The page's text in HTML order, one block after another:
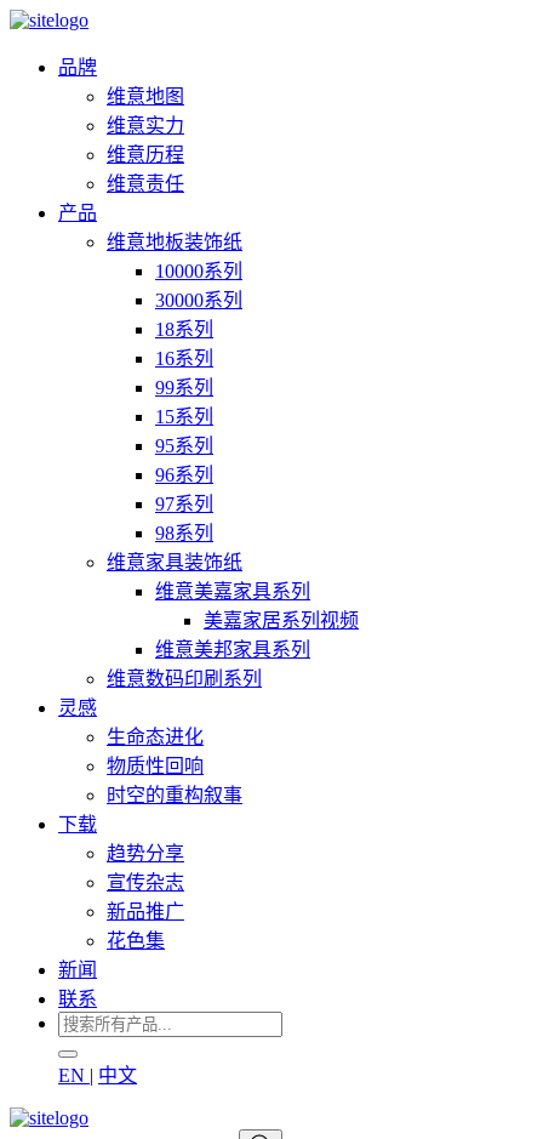
品牌
维意地图
维意实力
维意历程
维意责任
产品
维意地板装饰纸
10000系列
30000系列
18系列
16系列
99系列
15系列
95系列
96系列
97系列
98系列
维意家具装饰纸
维意美嘉家具系列
美嘉家居系列视频
维意美邦家具系列
维意数码印刷系列
灵感
生命态进化
物质性回响
时空的重构叙事
下载
趋势分享
宣传杂志
新品推广
花色集
新闻
联系
EN | 中文